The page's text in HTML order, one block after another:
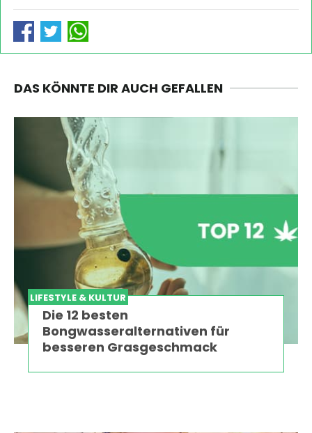
DAS KÖNNTE DIR AUCH GEFALLEN
LIFESTYLE & KULTUR
Die 12 besten
Bongwasseralternativen für
besseren Grasgeschmack